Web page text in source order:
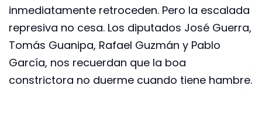
inmediatamente retroceden. Pero la escalada
represiva no cesa. Los diputados José Guerra,
Tomás Guanipa, Rafael Guzmán y Pablo
García, nos recuerdan que la boa
constrictora no duerme cuando tiene hambre.